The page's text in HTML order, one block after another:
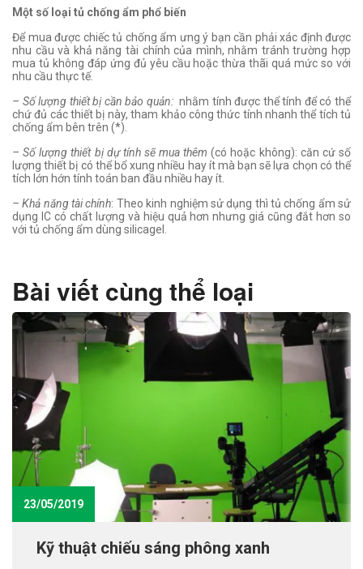
Một số loại tủ chống ẩm phổ biến
Để mua được chiếc tủ chống ẩm ưng ý bạn cần phải xác định được
nhu cầu và khả năng tài chính của mình, nhằm tránh trường hợp
mua tủ không đáp ứng đủ yêu cầu hoặc thừa thãi quá mức so với
nhu cầu thực tế.
– Số lượng thiết bị cần bảo quản:nhằm tính được thể tính để có thể
chứ đủ các thiết bị này, tham khảo công thức tính nhanh thể tích tủ
chống ẩm bên trên (*).
– Số lượng thiết bị dự tính sẽ mua thêm (có hoặc không): căn cứ số
lượng thiết bị có thể bổ xung nhiều hay ít mà bạn sẽ lựa chọn có thể
tích lớn hớn tính toán ban đầu nhiều hay ít.
– Khả năng tài chính: Theo kinh nghiệm sử dụng thì tủ chống ẩm sử
dụng IC có chất lượng và hiệu quả hơn nhưng giá cũng đắt hơn so
với tủ chống ẩm dùng silicagel.
Bài viết cùng thể loại
23/05/2019
Kỹ thuật chiếu sáng phông xanh